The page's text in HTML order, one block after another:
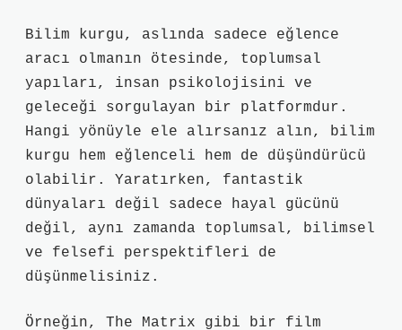
Bilim kurgu, aslında sadece eğlence
aracı olmanın ötesinde, toplumsal
yapıları, insan psikolojisini ve
geleceği sorgulayan bir platformdur.
Hangi yönüyle ele alırsanız alın, bilim
kurgu hem eğlenceli hem de düşündürücü
olabilir. Yaratırken, fantastik
dünyaları değil sadece hayal gücünü
değil, aynı zamanda toplumsal, bilimsel
ve felsefi perspektifleri de
düşünmelisiniz.
Örneğin, The Matrix gibi bir film